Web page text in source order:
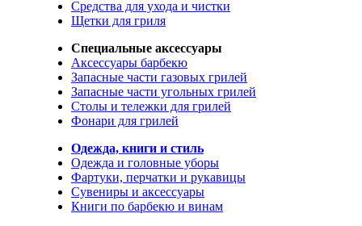
Средства для ухода и чистки
Щетки для гриля
Специальные аксессуары
Аксессуары барбекю
Запасные части газовых грилей
Запасные части угольных грилей
Столы и тележки для грилей
Фонари для грилей
Одежда, книги и стиль
Одежда и головные уборы
Фартуки, перчатки и рукавицы
Сувениры и аксессуары
Книги по барбекю и винам